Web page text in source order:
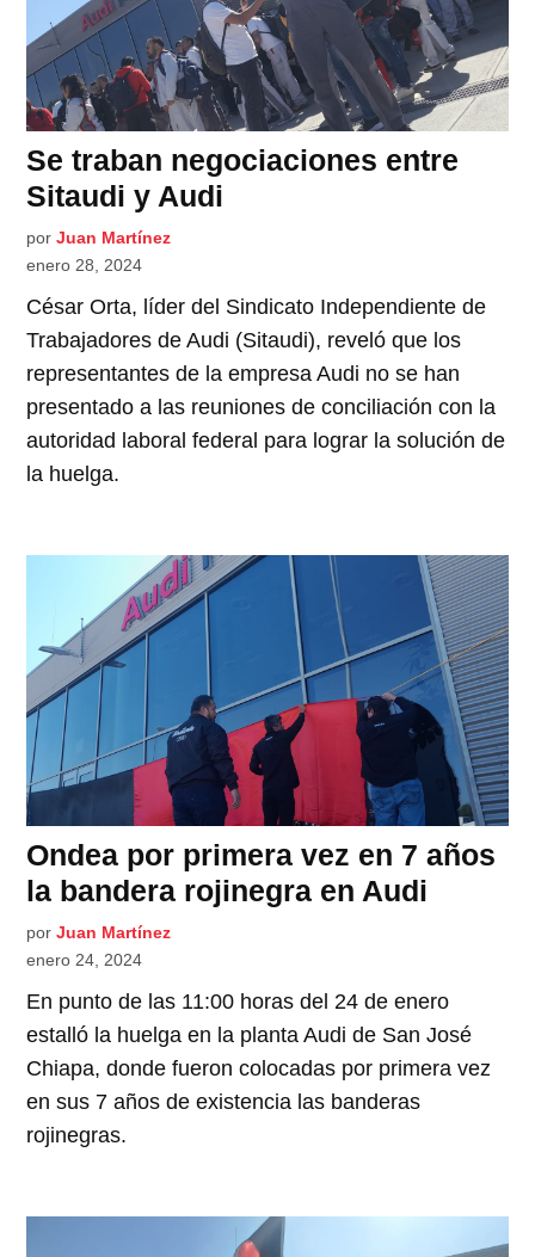
Se traban negociaciones entre
Sitaudi y Audi
por Juan Martínez
enero 28, 2024
César Orta, líder del Sindicato Independiente de
Trabajadores de Audi (Sitaudi), reveló que los
representantes de la empresa Audi no se han
presentado a las reuniones de conciliación con la
autoridad laboral federal para lograr la solución de
la huelga.
Ondea por primera vez en 7 años
la bandera rojinegra en Audi
por Juan Martínez
enero 24, 2024
En punto de las 11:00 horas del 24 de enero
estalló la huelga en la planta Audi de San José
Chiapa, donde fueron colocadas por primera vez
en sus 7 años de existencia las banderas
rojinegras.